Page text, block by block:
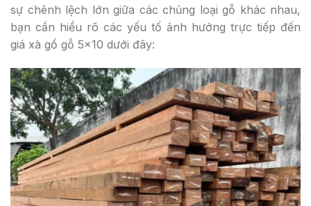
sự chênh lệch lớn giữa các chủng loại gỗ khác nhau,
bạn cần hiểu rõ các yếu tố ảnh hưởng trực tiếp đến
giá xà gồ gỗ 5×10 dưới đây: